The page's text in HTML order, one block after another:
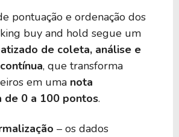
50 0,00
50
50
pontuação e ordenação dos
buy and hold segue um
de coleta, análise e
, que transforma
em uma nota
de 0 a 100 pontos.
– os dados